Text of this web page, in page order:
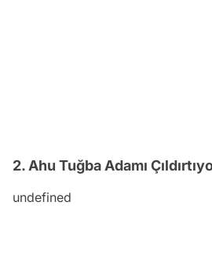
2. Ahu Tuğba Adamı
undefined